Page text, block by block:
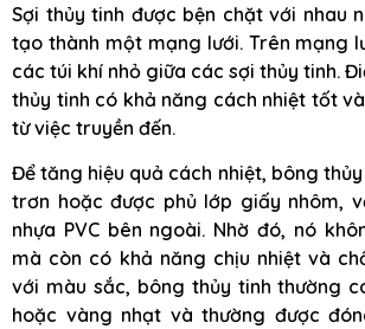
Sợi thủy tinh được bện chặt với nhau
tạo thành một mạng lưới. Trên mạng
các túi khí nhỏ giữa các sợi thủy tinh.
thủy tinh có khả năng cách nhiệt tốt
từ việc truyền đến.
Để tăng hiệu quả cách nhiệt, bông
trơn hoặc được phủ lớp giấy nhôm,
nhựa PVC bên ngoài. Nhờ đó, nó
mà còn có khả năng chịu nhiệt và
với màu sắc, bông thủy tinh thường
hoặc vàng nhạt và thường được